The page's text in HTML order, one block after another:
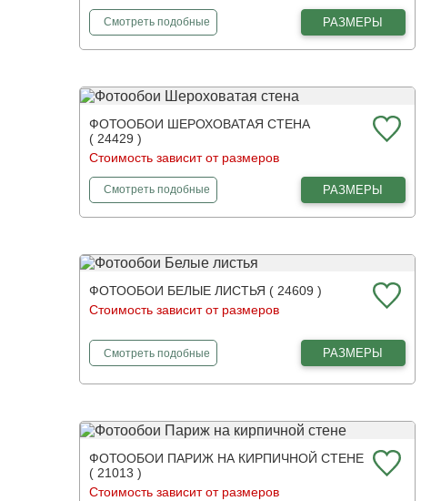
Смотретьфотообои
подобные РАЗМЕРЫ
ФОТООБОИ ШЕРОХОВАТАЯ СТЕНА
( 24429 )
Стоимость зависит от размеров
Смотретьфотообои
подобные РАЗМЕРЫ
ФОТООБОИ БЕЛЫЕ ЛИСТЬЯ ( 24609 )
Стоимость зависит от размеров
Смотретьфотообои
подобные РАЗМЕРЫ
ФОТООБОИ ПАРИЖ НА КИРПИЧНОЙ СТЕНЕ
( 21013 )
Стоимость зависит от размеров